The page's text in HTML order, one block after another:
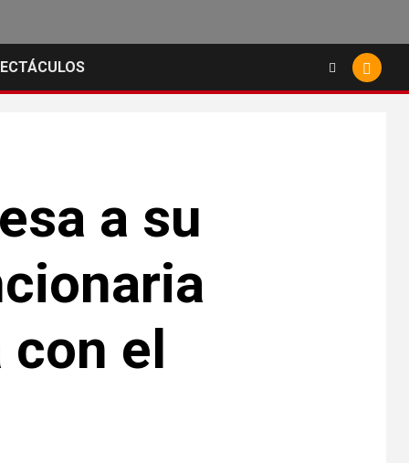
a su
con el